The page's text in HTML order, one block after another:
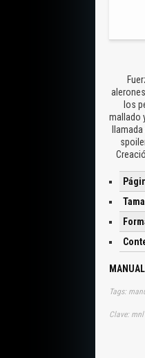
los
mallado
Tags:
Clave: